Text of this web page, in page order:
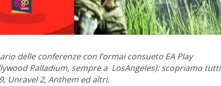
delle conferenze con l’ormai consueto EA Play
Palladium, sempre a LosAngeles): scopriamo tutti
Unravel 2, Anthem ed altri.